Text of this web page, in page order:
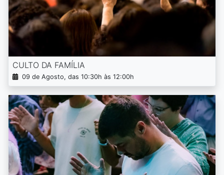
CULTO DA FAMÍLIA
09 de Agosto, das 10:30h às 12:00h